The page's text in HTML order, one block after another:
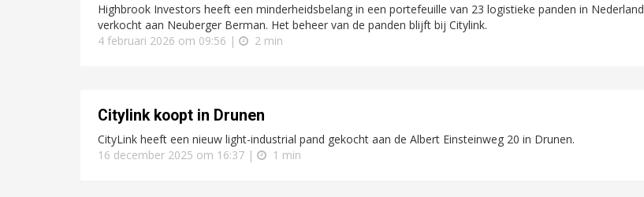
Highbrook Investors heeft een minderheidsbelang in een portefeuille van 23 logistieke panden in Nederland
verkocht aan Neuberger Berman. Het beheer van de panden blijft bij Citylink.
4 februari 2026 om 09:56 |
2 min
Citylink koopt in Drunen
CityLink heeft een nieuw light-industrial pand gekocht aan de Albert Einsteinweg 20 in Drunen.
16 december 2025 om 16:37 |
1 min